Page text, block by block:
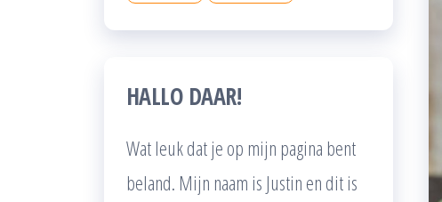
HALLO DAAR!
Wat leuk dat je op mijn pagina bent
beland. Mijn naam is Justin en dit is